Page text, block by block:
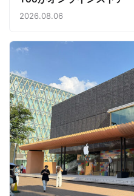
扱いをスタート。デバイ
2026.08.06